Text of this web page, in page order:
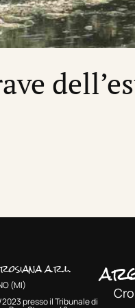
a.r.l.
(MI)
presso il Tribunale di